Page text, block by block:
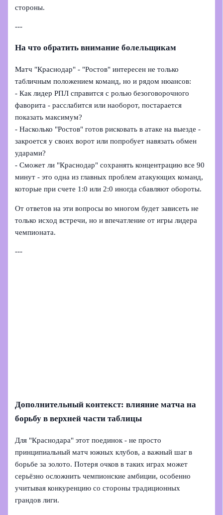
стороны.
---
На что обратить внимание болельщикам
Матч "Краснодар" - "Ростов" интересен не только
табличным положением команд, но и рядом нюансов:
- Как лидер РПЛ справится с ролью безоговорочного
фаворита - расслабится или наоборот, постарается
показать максимум?
- Насколько "Ростов" готов рисковать в атаке на выезде -
закроется у своих ворот или попробует навязать обмен
ударами?
- Сможет ли "Краснодар" сохранять концентрацию все 90
минут - это одна из главных проблем атакующих команд,
которые при счете 1:0 или 2:0 иногда сбавляют обороты.
От ответов на эти вопросы во многом будет зависеть не
только исход встречи, но и впечатление от игры лидера
чемпионата.
---
Дополнительный контекст: влияние матча на
борьбу в верхней части таблицы
Для "Краснодара" этот поединок - не просто
принципиальный матч южных клубов, а важный шаг в
борьбе за золото. Потеря очков в таких играх может
серьёзно осложнить чемпионские амбиции, особенно
учитывая конкуренцию со стороны традиционных
грандов лиги.